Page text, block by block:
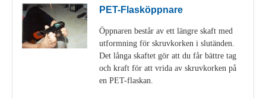
PET-Flasköppnare
Öppnaren består av ett längre skaft med
utformning för skruvkorken i slutänden.
Det långa skaftet gör att du får bättre tag
och kraft för att vrida av skruvkorken på
en PET-flaskan.